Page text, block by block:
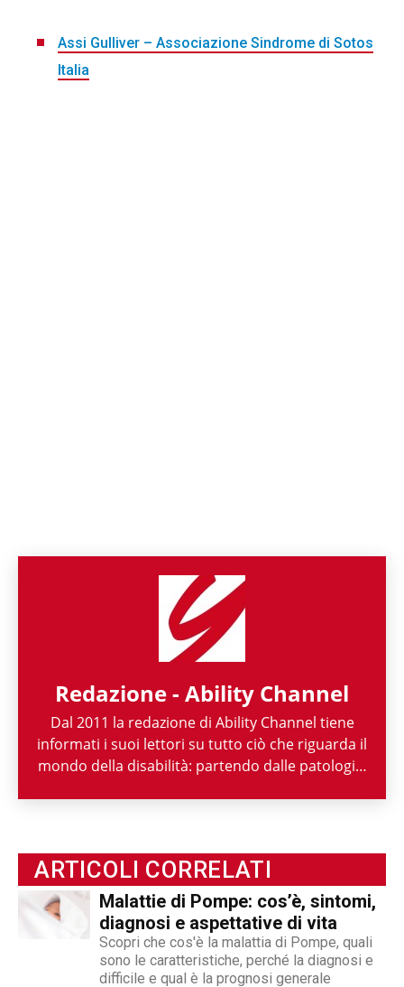
Assi Gulliver – Associazione Sindrome di Sotos
Italia
Redazione - Ability Channel
Dal 2011 la redazione di Ability Channel tiene
informati i suoi lettori su tutto ciò che riguarda il
mondo della disabilità: partendo dalle patologie,
l'approccio positivo alla disabilità, una risorsa
fondamentale della nostra società.
ARTICOLI CORRELATI
Malattie di Pompe: cos’è, sintomi,
diagnosi e aspettative di vita
Scopri che cos'è la malattia di Pompe, quali
sono le caratteristiche, perché la diagnosi e
difficile e qual è la prognosi generale